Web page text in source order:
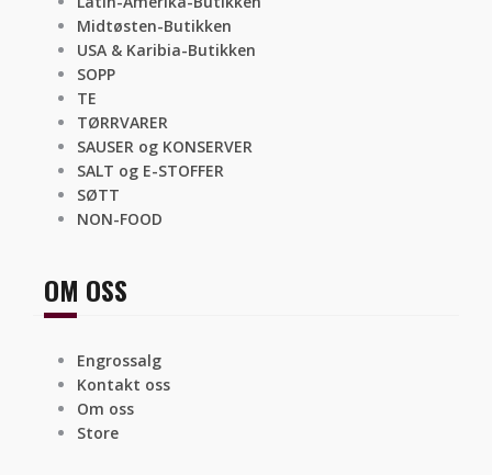
Midtøsten-Butikken
USA & Karibia-Butikken
SOPP
TE
TØRRVARER
SAUSER og KONSERVER
SALT og E-STOFFER
SØTT
NON-FOOD
OM OSS
Engrossalg
Kontakt oss
Om oss
Store